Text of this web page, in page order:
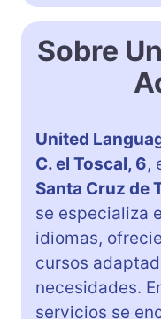
Sobre
United
C. el Toscal, 6,
Santa Cruz de
se especializa
idiomas,
cursos
necesidades.
servicios se